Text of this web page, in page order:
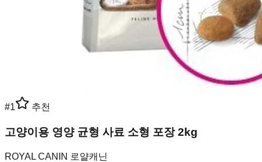
#1 추천
고양이용 영양 균형 사료 소형 포장 2kg
ROYAL CANIN 로얄캐닌